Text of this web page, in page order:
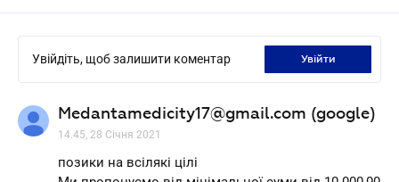
Увійдіть, щоб залишити коментар увійти
Medantamedicity17@gmail.com (google)
14.45, 28 Січня 2021
позики на всілякі цілі